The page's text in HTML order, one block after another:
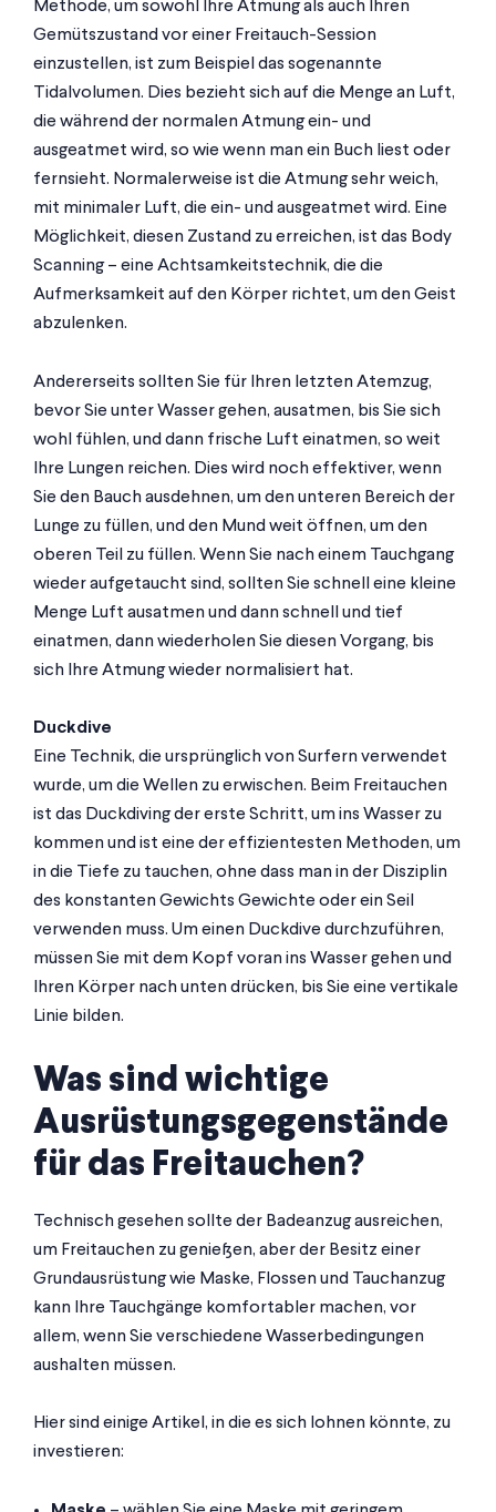
Methode, um sowohl Ihre Atmung als auch Ihren
Gemütszustand vor einer Freitauch-Session
einzustellen, ist zum Beispiel das sogenannte
Tidalvolumen. Dies bezieht sich auf die Menge an Luft,
die während der normalen Atmung ein- und
ausgeatmet wird, so wie wenn man ein Buch liest oder
fernsieht. Normalerweise ist die Atmung sehr weich,
mit minimaler Luft, die ein- und ausgeatmet wird. Eine
Möglichkeit, diesen Zustand zu erreichen, ist das Body
Scanning – eine Achtsamkeitstechnik, die die
Aufmerksamkeit auf den Körper richtet, um den Geist
abzulenken.
Andererseits sollten Sie für Ihren letzten Atemzug,
bevor Sie unter Wasser gehen, ausatmen, bis Sie sich
wohl fühlen, und dann frische Luft einatmen, so weit
Ihre Lungen reichen. Dies wird noch effektiver, wenn
Sie den Bauch ausdehnen, um den unteren Bereich der
Lunge zu füllen, und den Mund weit öffnen, um den
oberen Teil zu füllen. Wenn Sie nach einem Tauchgang
wieder aufgetaucht sind, sollten Sie schnell eine kleine
Menge Luft ausatmen und dann schnell und tief
einatmen, dann wiederholen Sie diesen Vorgang, bis
sich Ihre Atmung wieder normalisiert hat.
Duckdive
Eine Technik, die ursprünglich von Surfern verwendet
wurde, um die Wellen zu erwischen. Beim Freitauchen
ist das Duckdiving der erste Schritt, um ins Wasser zu
kommen und ist eine der effizientesten Methoden, um
in die Tiefe zu tauchen, ohne dass man in der Disziplin
des konstanten Gewichts Gewichte oder ein Seil
verwenden muss. Um einen Duckdive durchzuführen,
müssen Sie mit dem Kopf voran ins Wasser gehen und
Ihren Körper nach unten drücken, bis Sie eine vertikale
Linie bilden.
Was sind wichtige
Ausrüstungsgegenstände
für das Freitauchen?
Technisch gesehen sollte der Badeanzug ausreichen,
um Freitauchen zu genießen, aber der Besitz einer
Grundausrüstung wie Maske, Flossen und Tauchanzug
kann Ihre Tauchgänge komfortabler machen, vor
allem, wenn Sie verschiedene Wasserbedingungen
aushalten müssen.
Hier sind einige Artikel, in die es sich lohnen könnte, zu
investieren: